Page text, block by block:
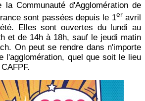
la Communauté d'Agglomération de
sont passées depuis le 1er avril
Elles sont ouvertes du lundi au
et de 14h à 18h, sauf le jeudi matin
On peut se rendre dans n'importe
l'agglomération, quel que soit le lieu